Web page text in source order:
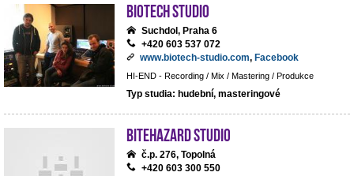
BIOTECH STUDIO
Suchdol, Praha 6
+420 603 537 072
www.biotech-studio.com, Facebook
HI-END - Recording / Mix / Mastering / Produkce
Typ studia: hudební, masteringové
BiteHazard Studio
č.p. 276, Topolná
+420 603 300 550